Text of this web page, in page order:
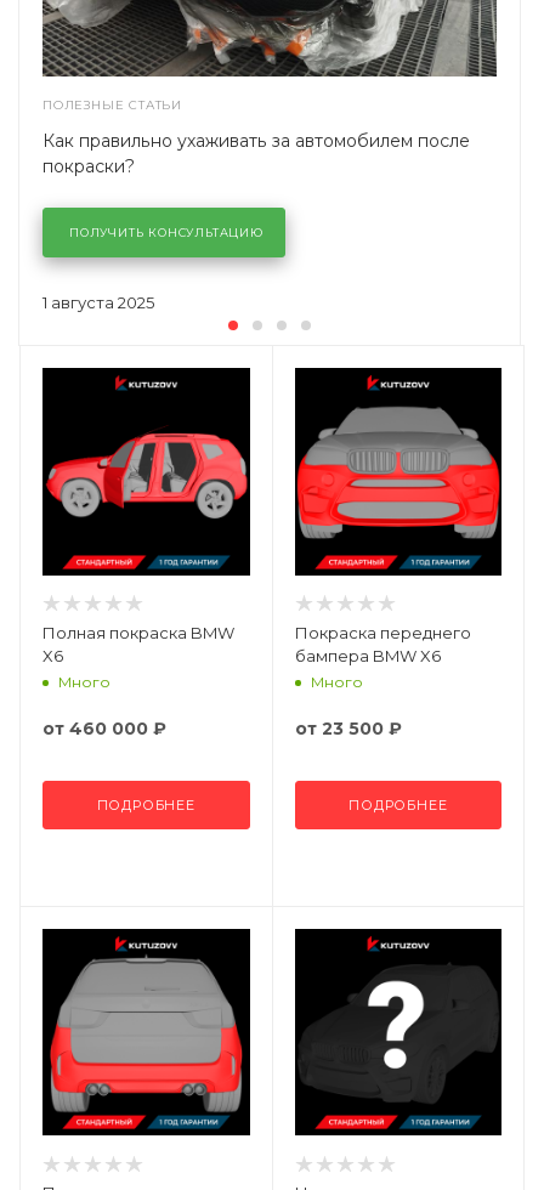
ПОЛЕЗНЫЕ СТАТЬИ
1 августа 2025
Как правильно ухаживать за автомобилем после
покраски?
ПОЛУЧИТЬ КОНСУЛЬТАЦИЮ
Полная покраска BMW
X6
Много
от 460 000 ₽
ПОДРОБНЕЕ
Покраска переднего
бампера BMW X6
Много
от 23 500 ₽
ПОДРОБНЕЕ